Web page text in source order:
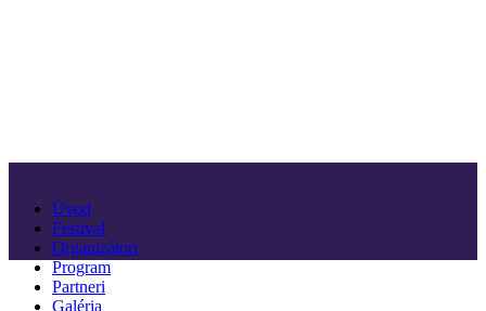
Úvod
Festival
Organizátori
Program
Partneri
Galéria